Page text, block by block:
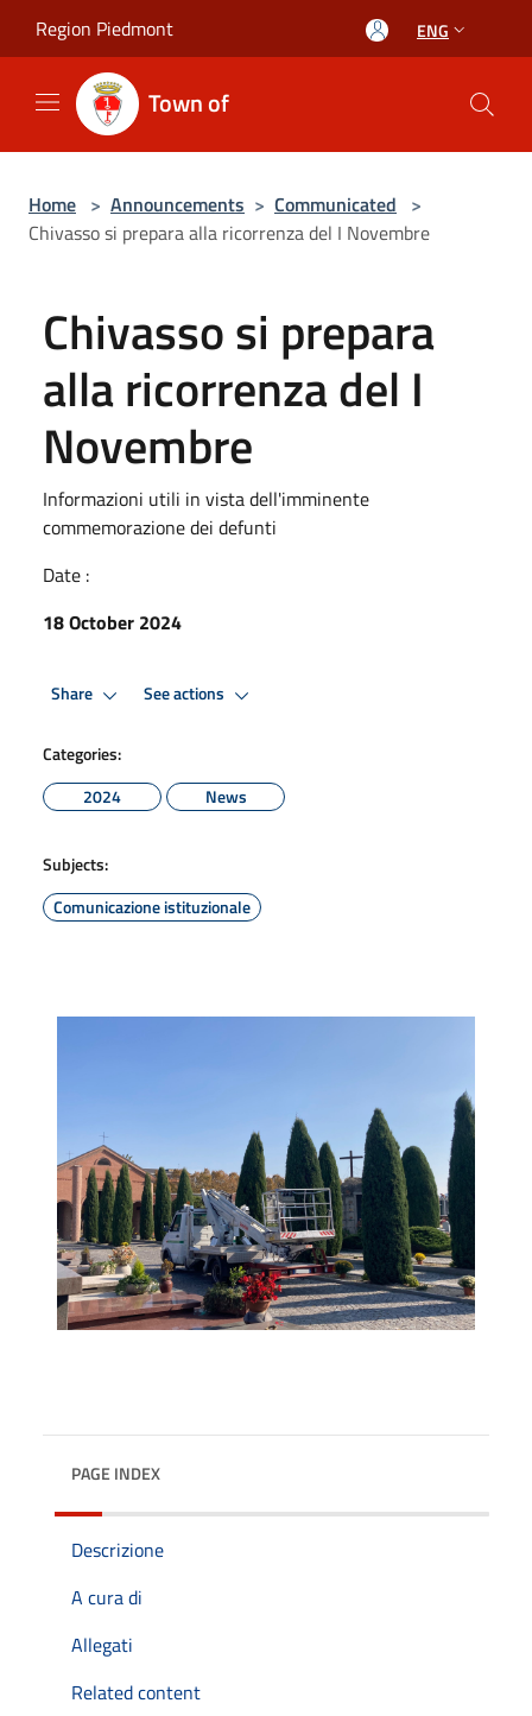
Region Piedmont ENG
Town of
Home > Announcements > Communicated >
Chivasso si prepara alla ricorrenza del I Novembre
Chivasso si prepara
alla ricorrenza del I
Novembre
Informazioni utili in vista dell'imminente
commemorazione dei defunti
Date :
18 October 2024
Share See actions
Categories:
2024
News
Subjects:
Comunicazione istituzionale
PAGE INDEX
Descrizione
A cura di
Allegati
Related content